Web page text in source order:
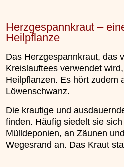
Herzgespannkraut –
Heilpflanze
Das Herzgespannkraut, das
Kreislauftees verwendet
Heilpflanzen. Es hört zudem
Löwenschwanz.
Die krautige und
finden. Häufig siedelt sie
Mülldeponien, an Zäunen
Wegesrand an. Das Kraut